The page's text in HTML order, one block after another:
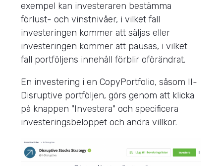
exempel kan investeraren bestämma
förlust- och vinstnivåer, i vilket fall
investeringen kommer att säljas eller
investeringen kommer att pausas, i vilket
fall portföljens innehåll förblir oförändrat.
En investering i en CopyPortfolio, såsom II-
Disruptive portföljen, görs genom att klicka
på knappen "Investera" och specificera
investeringsbeloppet och andra villkor.